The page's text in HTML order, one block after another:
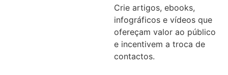
Crie artigos, ebooks,
infográficos e vídeos que
ofereçam valor ao público
e incentivem a troca de
contactos.